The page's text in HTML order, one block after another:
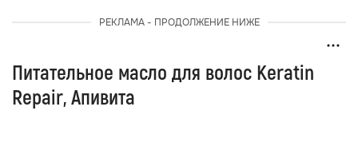
РЕКЛАМА - ПРОДОЛЖЕНИЕ НИЖЕ
Питательное масло для волос Keratin
Repair, Апивита